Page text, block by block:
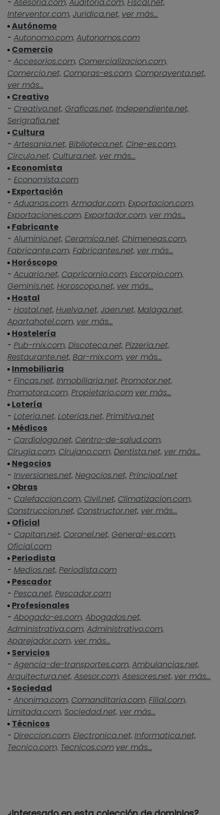
Interventor.com, Juridica.net, ver más...
Autónomo
- Autonomo.com, Autonomos.com
Comercio
- Accesorios.com, Comercializacion.com,
Comercio.net, Compras-es.com, Compraventa.net,
ver más...
Creativo
- Creativo.net, Graficas.net, Independiente.net,
Serigrafia.net
Cultura
- Artesania.net, Biblioteca.net, Cine-es.com,
Circulo.net, Cultura.net, ver más...
Economista
- Economista.com
Exportación
- Aduanas.com, Armador.com, Exportacion.com,
Exportaciones.com, Exportador.com, ver más...
Fabricante
- Aluminio.net, Ceramica.net, Chimeneas.com,
Fabricante.com, Fabricantes.net, ver más...
Horóscopo
- Acuario.net, Capricornio.com, Escorpio.com,
Geminis.net, Horoscopo.net, ver más...
Hostal
- Hostal.net, Huelva.net, Jaen.net, Malaga.net,
Apartahotel.com, ver más...
Hostelería
- Pub-mix.com, Discoteca.net, Pizzeria.net,
Restaurante.net, Bar-mix.com, ver más...
Inmobiliaria
- Fincas.net, Inmobiliaria.net, Promotor.net,
Promotora.com, Propietario.com ver más...
Lotería
- Loteria.net, Loterias.net, Primitiva.net
Médicos
- Cardiologo.net, Centro-de-salud.com,
Cirugia.com, Cirujano.com, Dentista.net, ver más...
Negocios
- Inversiones.net, Negocios.net, Principal.net
Obras
- Calefaccion.com, Civil.net, Climatizacion.com,
Construccion.net, Constructor.net, ver más...
Oficial
- Capitan.net, Coronel.net, General-es.com,
Oficial.com
Periodista
- Medios.net, Periodista.com
Pescador
- Pesca.net, Pescador.com
Profesionales
- Abogado-es.com, Abogados.net,
Administrativa.com, Administrativo.com,
Aparejador.com, ver más...
Servicios
- Agencia-de-transportes.com, Ambulancias.net,
Arquitectura.net, Asesor.com, Asesores.net, ver más...
Sociedad
- Anonima.com, Comanditaria.com, Filial.com,
Limitada.com, Sociedad.net, ver más...
Técnicos
- Direccion.com, Electronica.net, Informatica.net,
Tecnico.com, Tecnicos.com ver más...